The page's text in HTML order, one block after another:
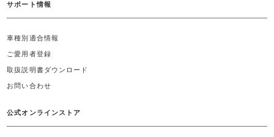
サポート情報
車種別適合情報
ご愛用者登録
取扱説明書ダウンロード
お問い合わせ
公式オンラインストア